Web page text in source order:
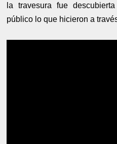
la travesura fue
público lo que hicieron a